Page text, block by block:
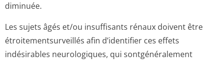
diminuée.
Les sujets âgés et/ou insuffisants rénaux doivent être
étroitementsur­veillés afin d’identifier ces effets
indésirables neurologiques, qui sontgénéralement